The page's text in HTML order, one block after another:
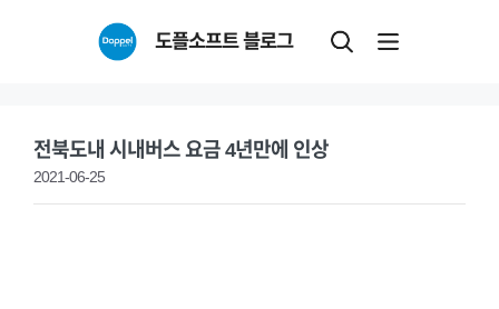
도플소프트 블로그
전북도내 시내버스 요금 4년만에 인상
2021-06-25